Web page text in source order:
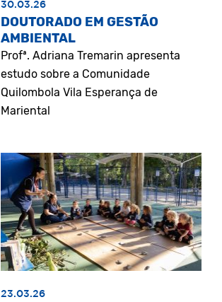
30.03.26
DOUTORADO EM GESTÃO
AMBIENTAL
Profª. Adriana Tremarin apresenta
estudo sobre a Comunidade
Quilombola Vila Esperança de
Mariental
23.03.26